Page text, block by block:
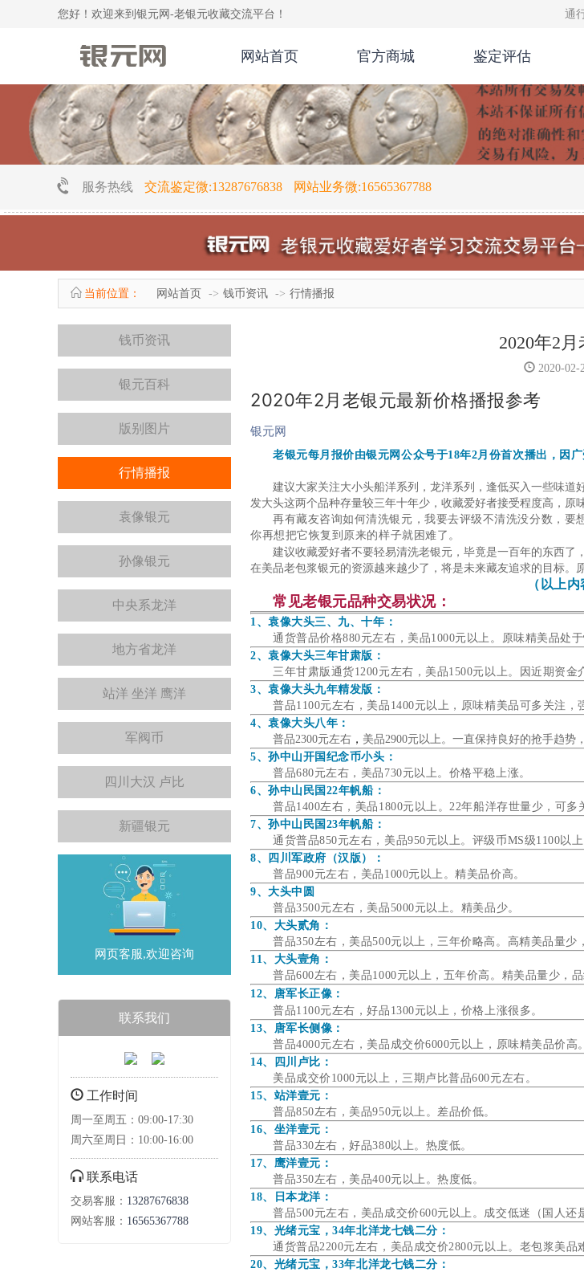
您好！欢迎来到银元网-老银元收藏交流平台！ 通
网站首页 官方商城 鉴定评估
服务热线 交流鉴定微:13287676838 网站业务微:16565367788
当前位置： 网站首页 钱币资讯 行情播报
钱币资讯
银元百科
版别图片
行情播报
袁像银元
孙像银元
中央系龙洋
地方省龙洋
站洋 坐洋 鹰洋
军阀币
四川大汉 卢比
新疆银元
网页客服,欢迎咨询
联系我们
工作时间
周一至周五：09:00-17:30
周六至周日：10:00-16:00
联系电话
交易客服： 13287676838
网站客服： 16565367788
2020年2
2020-02-
2020年2月老银元最新价格播报参考
银元网
老银元每月报价由银元网公众号于18年2月份首次播出，因
建议大家关注大小头船洋系列，龙洋系列，逢低买入一些味
发大头这两个品种存量较三年十年少，收藏爱好者接受程度高，原
再有藏友咨询如何清洗银元，我要去评级不清洗没分数，
你再想把它恢复到原来的样子就困难了。
建议收藏爱好者不要轻易清洗老银元，毕竟是一百年的东西了
在美品老包浆银元的资源越来越少了，将是未来藏友追求的目标。
（以上
常见老银元品种交易状况：
1、袁像大头三、九、十年：
通货普品价格880元左右，美品1000元以上。原味精美品处于
2、袁像大头三年甘肃版：
三年甘肃版通货1200元左右，美品1500元以上。
因近期资金
3、袁像大头九年精发版：
普品1100元左右，美品1400元以上，原味精美品可多关注，
4、袁像大头八年：
普品2300元左右 ， 美品2900元以上。一直保持良好的抢手趋势
5、孙中山开国纪念币小头：
普品680元左右，美品730元以上。价格平稳上涨。
6、孙中山民国22年帆船：
普品1400左右，美品1800元以上。22年船洋存世量少，可多
7、孙中山民国23年帆船：
通货普品850元左右，美品950元以上。 评级币MS级1100以上
8、四川军政府（汉版）：
普品900元左右，美品1000元以上。精美品价高。
9、大头中圆
普品3500元左右，美品5000元以上。精美品少。
10、大头贰角：
普品350左右，美品500元以上，三年价略高。高精美品量少
11、大头壹角：
普品600左右，美品1000元以上，五年价高。精美品量少，品
12、唐军长正像：
普品1100元左右，好品1300元以上，价格上涨很多。
13、唐军长侧像：
普品4000元左右，美品成交价6000元以上，原味精美品价高。
14、四川卢比：
美品成交价1000元以上，三期卢比普品600元左右。
15、站洋壹元：
普品850左右，美品950元以上。差品价低。
16、坐洋壹元：
普品330左右，好品380以上。热度低。
17、鹰洋壹元：
普品350左右，美品400元以上。热度低。
18、日本龙洋：
普品500元左右，美品成交价600元以上。成交低迷（国人还
19、光绪元宝，34年北洋龙七钱二分：
通货普品2200元左右， 美品成交价2800元以上 。 老包浆美品
20、光绪元宝，33年北洋龙七钱二分：